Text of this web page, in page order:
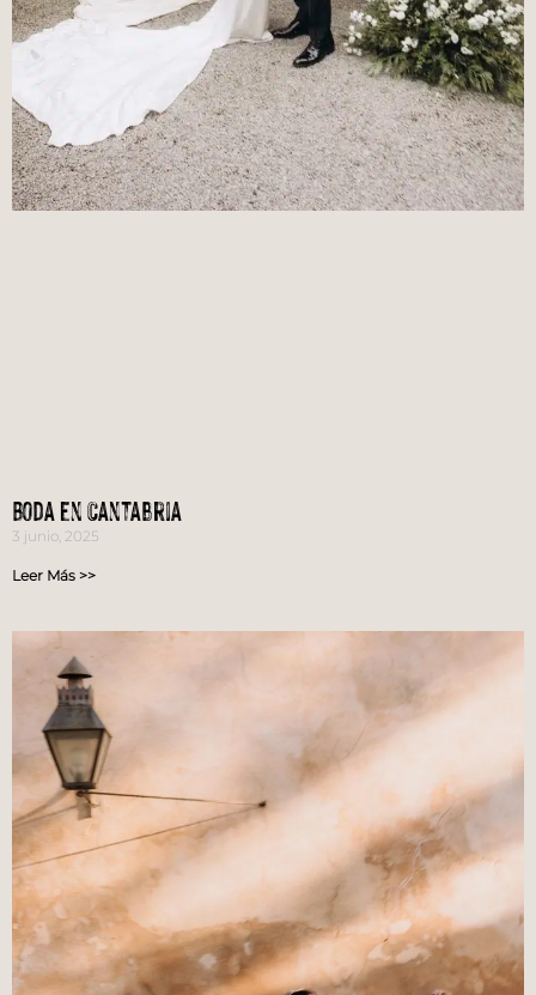
Boda en Cantabria
3 junio, 2025
Leer Más >>